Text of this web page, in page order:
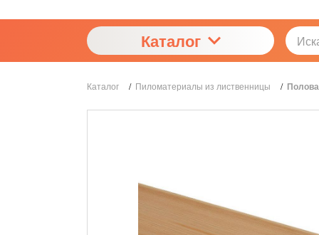
Каталог
Каталог / Пиломатериалы из лиственницы /